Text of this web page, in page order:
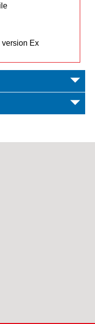
version Ex